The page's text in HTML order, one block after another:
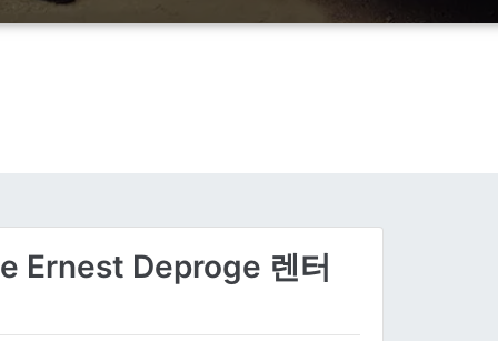
Ernest Deproge 렌터